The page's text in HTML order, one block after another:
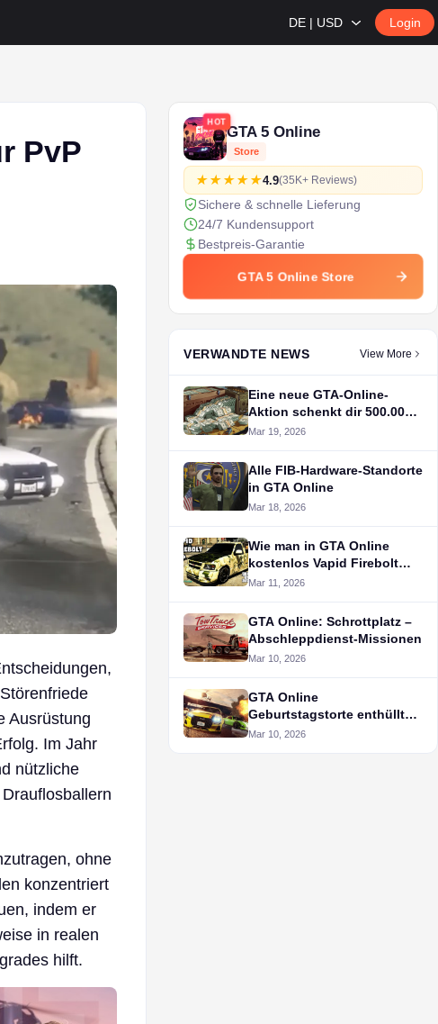
DE | USD Login
PvP
Ausrüstung
Im Jahr
nützliche
ohne
konzentriert
indem er
in realen
hilft.
HOT
GTA 5 Online
Store
4.9(35K+ Reviews)
Sichere & schnelle Lieferung
24/7 Kundensupport
Bestpreis-Garantie
GTA 5 Online Store
VERWANDTE NEWS View More
Eine neue GTA-Online-
Aktion schenkt dir 500.000 $
im Spiel kostenlos
Mar 19, 2026
Alle FIB-Hardware-Standorte
in GTA Online
Mar 18, 2026
Wie man in GTA Online
kostenlos Vapid Firebolt
ASP erhält
Mar 11, 2026
GTA Online: Schrottplatz –
Abschleppdienst-Missionen
Mar 10, 2026
GTA Online
Geburtstagstorte enthüllt
den schlimmsten Albtraum
Mar 10, 2026